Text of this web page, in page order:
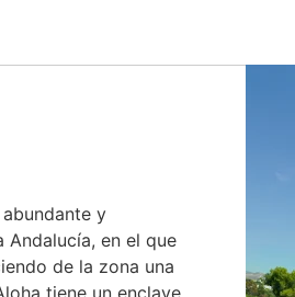
y
Andalucía, en el que
de la zona una
tiene un enclave